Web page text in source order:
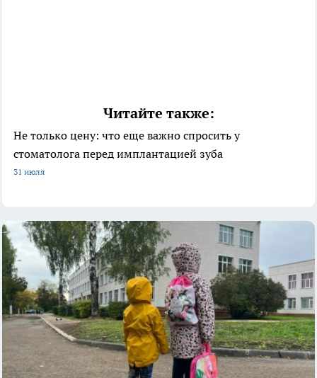
Читайте также:
Не только цену: что еще важно спросить у
стоматолога перед имплантацией зуба
31 июля